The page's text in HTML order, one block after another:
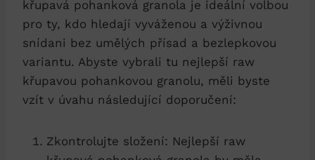
křupavá pohanková granola je ideální volbou
pro ty, kdo hledají vyváženou a výživnou
snídani bez umělých přísad a bezlepkovou
variantu. Abyste vybrali tu nejlepší raw
křupavou pohankovou granolu, měli byste
vzít v úvahu následující doporučení:
Zkontrolujte složení: Nejlepší raw